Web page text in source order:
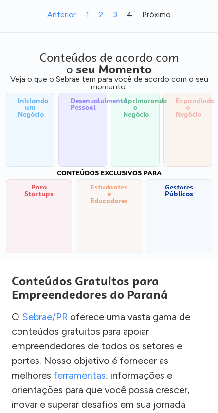
Anterior 1 2 3 4 Próximo
Conteúdos de acordo com
o seu Momento
Veja o que o Sebrae tem para você de acordo com o seu
momento:
Iniciando
um
Negócio
Desenvolvimento
Pessoal
Aprimorando
o
Negócio
Expandindo
o
Negócio
CONTEÚDOS EXCLUSIVOS PARA
Para
Startups
Estudantes
e
Educadores
Gestores
Públicos
Conteúdos Gratuitos para
Empreendedores do Paraná
O Sebrae/PR oferece uma vasta gama de
conteúdos gratuitos para apoiar
empreendedores de todos os setores e
portes. Nosso objetivo é fornecer as
melhores ferramentas, informações e
orientações para que você possa crescer,
inovar e superar desafios em sua jornada